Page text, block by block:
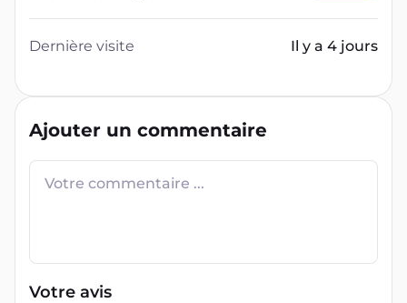
Dernière visite Il y a 4 jours
Ajouter un commentaire
Votre avis